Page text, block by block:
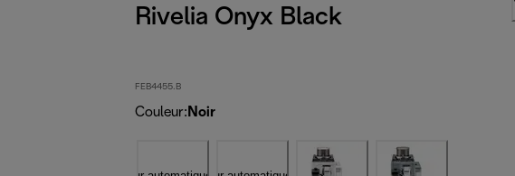
Rivelia Onyx Black
FEB4455.B
Couleur: Noir